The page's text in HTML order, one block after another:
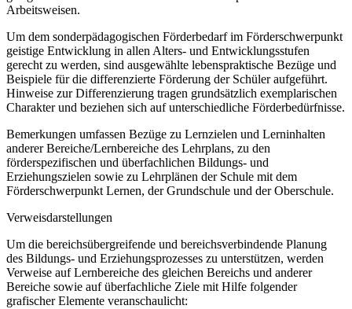
Arbeitsweisen.
Um dem sonderpädagogischen Förderbedarf im Förderschwerpunkt
geistige Entwicklung in allen Alters- und Entwicklungsstufen
gerecht zu werden, sind ausgewählte lebenspraktische Bezüge und
Beispiele für die differenzierte Förderung der Schüler aufgeführt.
Hinweise zur Differenzierung tragen grundsätzlich exemplarischen
Charakter und beziehen sich auf unterschiedliche Förderbedürfnisse.
Bemerkungen umfassen Bezüge zu Lernzielen und Lerninhalten
anderer Bereiche/Lernbereiche des Lehrplans, zu den
förderspezifischen und überfachlichen Bildungs- und
Erziehungszielen sowie zu Lehrplänen der Schule mit dem
Förderschwerpunkt Lernen, der Grundschule und der Oberschule.
Verweisdarstellungen
Um die bereichsübergreifende und bereichsverbindende Planung
des Bildungs- und Erziehungsprozesses zu unterstützen, werden
Verweise auf Lernbereiche des gleichen Bereichs und anderer
Bereiche sowie auf überfachliche Ziele mit Hilfe folgender
grafischer Elemente veranschaulicht: